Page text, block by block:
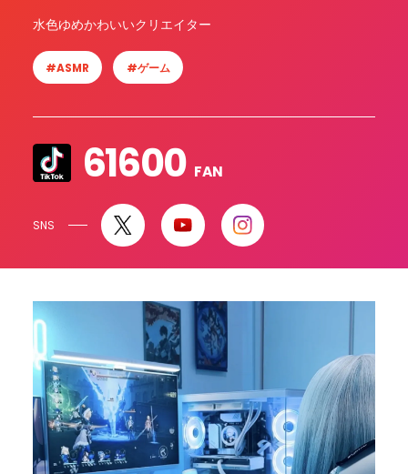
水色ゆめかわいいクリエイター
#ASMR #ゲーム
61600 FAN
SNS